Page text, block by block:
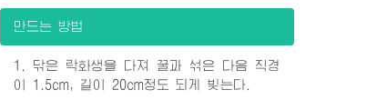
만드는 방법
1. 닦은 락화생을 다져 꿀과 섞은 다음 직경
이 1.5cm, 길이 20cm정도 되게 빚는다.